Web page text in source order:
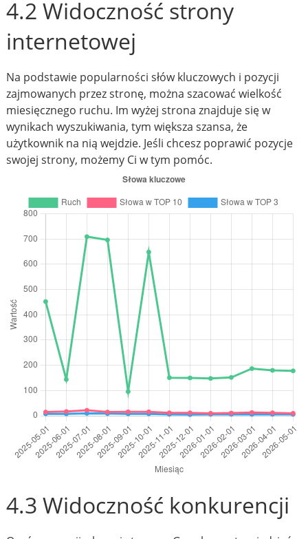
4.2 Widoczność strony
internetowej
Na podstawie popularności słów kluczowych i pozycji
zajmowanych przez stronę, można szacować wielkość
miesięcznego ruchu. Im wyżej strona znajduje się w
wynikach wyszukiwania, tym większa szansa, że
użytkownik na nią wejdzie. Jeśli chcesz poprawić pozycje
swojej strony, możemy Ci w tym pomóc.
4.3 Widoczność konkurencji